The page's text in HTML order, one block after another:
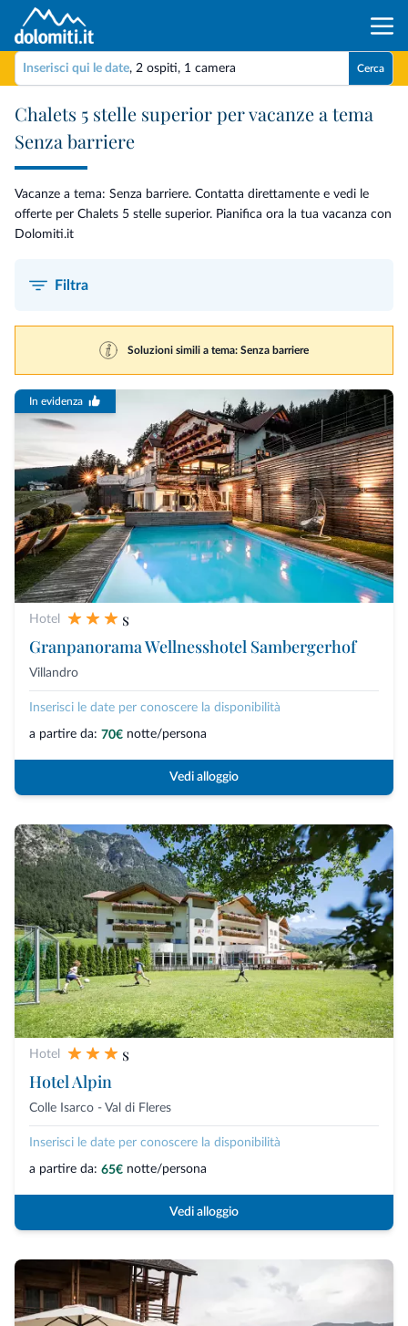
Inserisci qui le date, 2 ospiti, 1 camera Cerca
Chalets 5 stelle superior per vacanze a tema
Senza barriere
Vacanze a tema: Senza barriere. Contatta direttamente e vedi le
offerte per Chalets 5 stelle superior. Pianifica ora la tua vacanza con
Dolomiti.it
Filtra
Soluzioni simili a tema: Senza barriere
In evidenza
Hotel
s
Granpanorama Wellnesshotel Sambergerhof
Villandro
Inserisci le date per conoscere la disponibilità
a partire da: 70€ notte/persona
Vedi alloggio
Hotel
s
Hotel Alpin
Colle Isarco - Val di Fleres
Inserisci le date per conoscere la disponibilità
a partire da: 65€ notte/persona
Vedi alloggio